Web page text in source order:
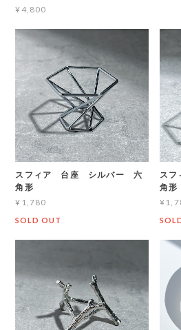
¥4,800
スフィア 台座 シルバー 六
角形
¥1,780
SOLD OUT
ス
角形